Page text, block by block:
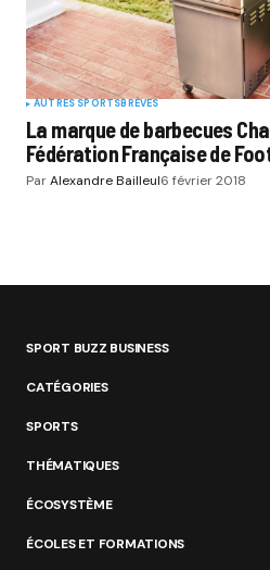
AUTRES SPORTSBRÈVES
La marque de barbecues
Fédération Française de
ParAlexandre Bailleul6 février 2018
SPORT BUZZ BUSINESS
CATÉGORIES
SPORTS
THÉMATIQUES
ÉCOSYSTÈME
ÉCOLES ET FORMATIONS